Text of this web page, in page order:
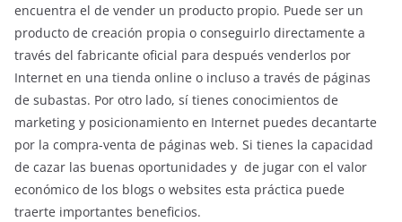
encuentra el de vender un producto propio. Puede ser un
producto de creación propia o conseguirlo directamente a
través del fabricante oficial para después venderlos por
Internet en una tienda online o incluso a través de páginas
de subastas. Por otro lado, sí tienes conocimientos de
marketing y posicionamiento en Internet puedes decantarte
por la compra-venta de páginas web. Si tienes la capacidad
de cazar las buenas oportunidades y de jugar con el valor
económico de los blogs o websites esta práctica puede
traerte importantes beneficios.